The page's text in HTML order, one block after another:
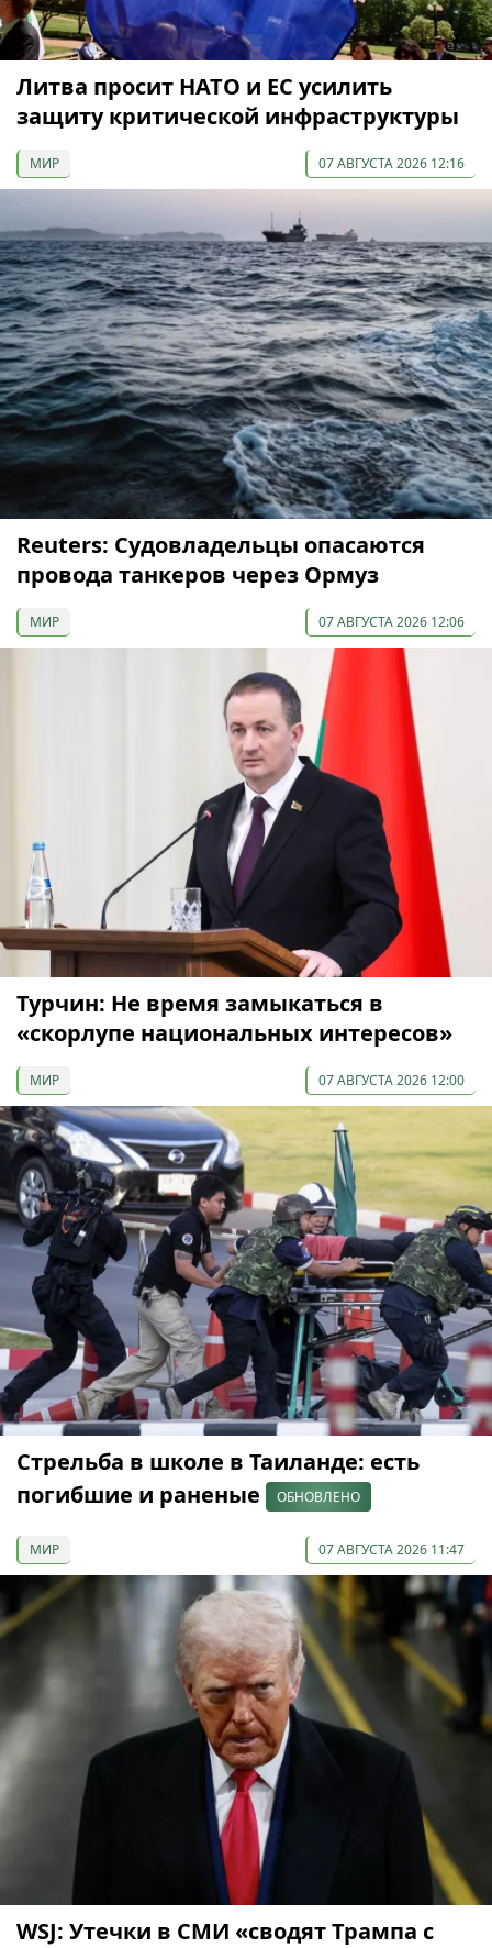
Литва просит НАТО и ЕС усилить
защиту критической инфраструктуры
МИР 07 АВГУСТА 2026 12:16
Reuters: Судовладельцы опасаются
провода танкеров через Ормуз
МИР 07 АВГУСТА 2026 12:06
Турчин: Не время замыкаться в
«скорлупе национальных интересов»
МИР 07 АВГУСТА 2026 12:00
Стрельба в школе в Таиланде: есть
погибшие и раненые
ОБНОВЛЕНО
МИР 07 АВГУСТА 2026 11:47
WSJ: Утечки в СМИ «сводят Трампа с